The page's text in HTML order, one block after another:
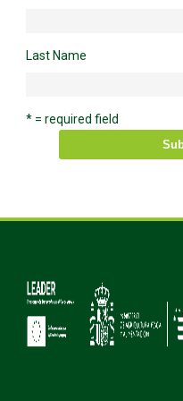
Last Name
* = required field